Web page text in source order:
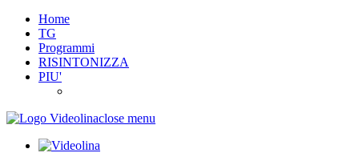
Home
TG
Programmi
RISINTONIZZA
PIU'
close menu